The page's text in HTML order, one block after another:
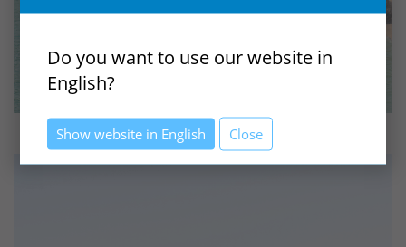
Do you want to use our website in
English?
Show website in English Close